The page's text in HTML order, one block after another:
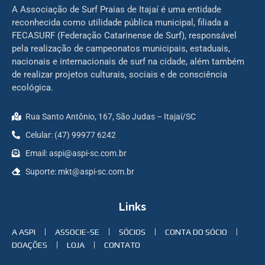
A Associação de Surf Praias de Itajaí é uma entidade
reconhecida como utilidade pública municipal, filiada a
FECASURF (Federação Catarinense de Surf), responsável
pela realização de campeonatos municipais, estaduais,
nacionais e internacionais de surf na cidade, além também
de realizar projetos culturais, sociais e de consciência
ecológica.
Rua Santo Antônio, 167, São Judas – Itajaí/SC
Celular: (47) 99977 6242
Email: aspi@aspi-sc.com.br
Suporte: mkt@aspi-sc.com.br
Links
A ASPI ASSOCIE-SE SÓCIOS
CONTA DO SÓCIO
DOAÇÕES
LOJA CONTATO